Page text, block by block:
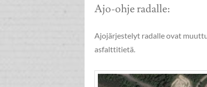
Ajo-ohje radalle:
Ajojärjestelyt radalle ovat
asfalttitietä.